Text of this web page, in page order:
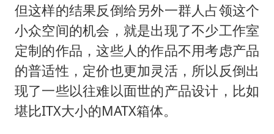
但这样的结果反倒给另外一群人占领这个
小众空间的机会，就是出现了不少工作室
定制的作品，这些人的作品不用考虑产品
的普适性，定价也更加灵活，所以反倒出
现了一些以往难以面世的产品设计，比如
堪比ITX大小的MATX箱体。